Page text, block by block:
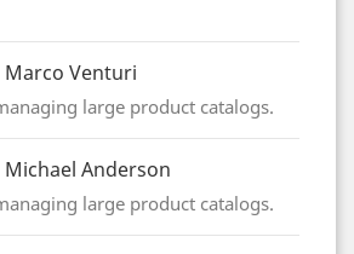
Marco Venturi
large product catalogs.
Michael Anderson
large product catalogs.